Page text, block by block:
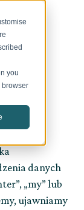
you
browser
danych
„my” lub
ujawniamy